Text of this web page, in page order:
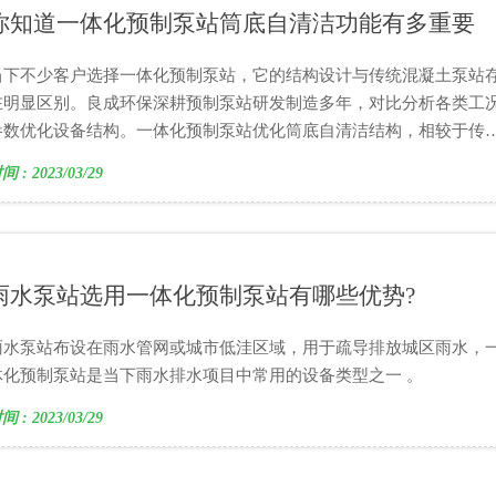
知道一体化预制泵站筒底自清洁功能有多重要
下不少客户选择一体化预制泵站，它的结构设计与传统混凝土泵站
明显区别。良成环保深耕预制泵站研发制造多年，对比分析各类工
数优化设备结构。一体化预制泵站优化筒底自清洁结构，相较于传
气滋生问题。
: 2023/03/29
水泵站选用一体化预制泵站有哪些优势?
水泵站布设在雨水管网或城市低洼区域，用于疏导排放城区雨水，
化预制泵站是当下雨水排水项目中常用的设备类型之一 。
: 2023/03/29